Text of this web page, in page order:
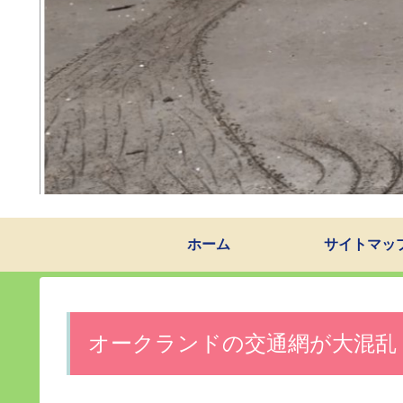
ホーム サイトマッ
オークランドの交通網が大混乱